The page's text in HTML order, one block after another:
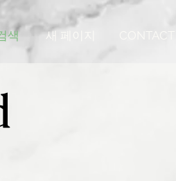
색 새 페이지 CONTACT